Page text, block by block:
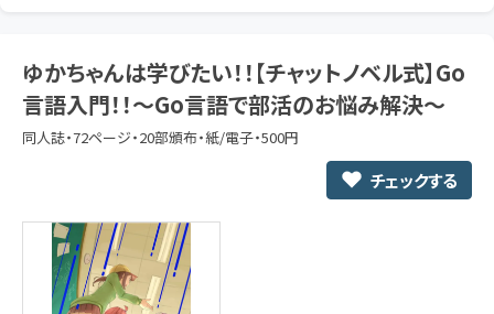
ゆかちゃんは学びたい！！【チャットノベル式】Go
言語入門！！〜Go言語で部活のお悩み解決〜
同人誌・72ページ・20部頒布・紙/電子・500円
チェックする